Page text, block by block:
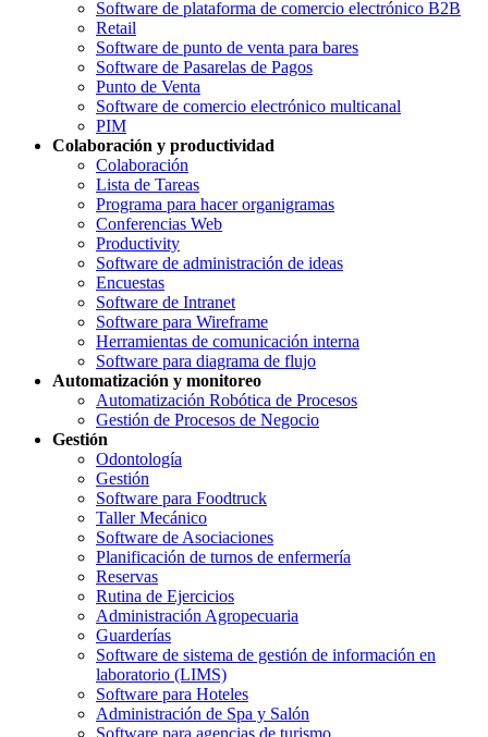
Software de plataforma de comercio electrónico B2B
Retail
Software de punto de venta para bares
Software de Pasarelas de Pagos
Punto de Venta
Software de comercio electrónico multicanal
PIM
Colaboración y productividad
Colaboración
Lista de Tareas
Programa para hacer organigramas
Conferencias Web
Productivity
Software de administración de ideas
Encuestas
Software de Intranet
Software para Wireframe
Herramientas de comunicación interna
Software para diagrama de flujo
Automatización y monitoreo
Automatización Robótica de Procesos
Gestión de Procesos de Negocio
Gestión
Odontología
Gestión
Software para Foodtruck
Taller Mecánico
Software de Asociaciones
Planificación de turnos de enfermería
Reservas
Rutina de Ejercicios
Administración Agropecuaria
Guarderías
Software de sistema de gestión de información en
laboratorio (LIMS)
Software para Hoteles
Administración de Spa y Salón